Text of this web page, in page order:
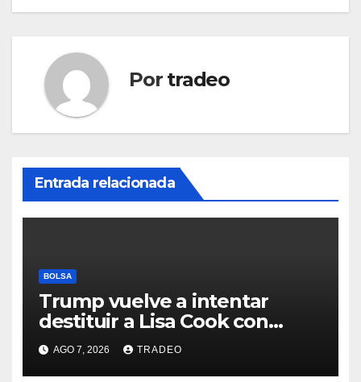
Por tradeo
Entrada relacionada
BOLSA
Trump vuelve a intentar
destituir a Lisa Cook con
acusaciones de fraude
hipotecario
AGO 7, 2026 TRADEO